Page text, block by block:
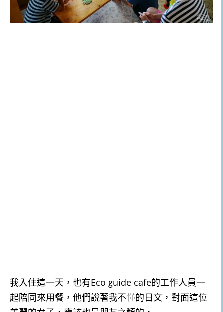
我入住這一天，也有Eco guide cafe的工作人員一
起陪同來用餐，他們說著我不懂的日文，對面這位